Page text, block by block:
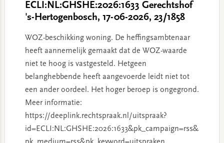
ECLI:NL:GHSHE:2026:1633 Gerechtshof
's-Hertogenbosch, 17-06-2026, 23/1858
WOZ-beschikking woning. De heffingsambtenaar
heeft aannemelijk gemaakt dat de WOZ-waarde
niet te hoog is vastgesteld. Hetgeen
belanghebbende heeft aangevoerde leidt niet tot
een ander oordeel. Het hoger beroep is ongegrond.
Meer informatie:
https://deeplink.rechtspraak.nl/uitspraak?
id=ECLI:NL:GHSHE:2026:1633&pk_campaign=rss&